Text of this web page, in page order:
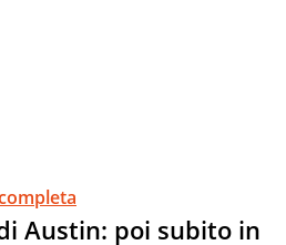
Austin: poi subito in